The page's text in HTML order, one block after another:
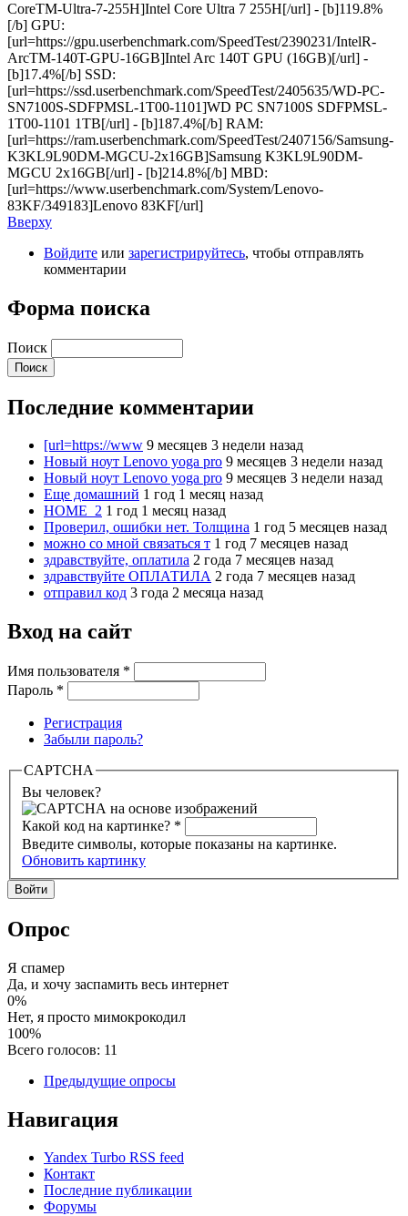
CoreTM-Ultra-7-255H]Intel Core Ultra 7 255H[/url] - [b]119.8%
[/b] GPU:
[url=https://gpu.userbenchmark.com/SpeedTest/2390231/IntelR-
ArcTM-140T-GPU-16GB]Intel Arc 140T GPU (16GB)[/url] -
[b]17.4%[/b] SSD:
[url=https://ssd.userbenchmark.com/SpeedTest/2405635/WD-PC-
SN7100S-SDFPMSL-1T00-1101]WD PC SN7100S SDFPMSL-
1T00-1101 1TB[/url] - [b]187.4%[/b] RAM:
[url=https://ram.userbenchmark.com/SpeedTest/2407156/Samsung-
K3KL9L90DM-MGCU-2x16GB]Samsung K3KL9L90DM-
MGCU 2x16GB[/url] - [b]214.8%[/b] MBD:
[url=https://www.userbenchmark.com/System/Lenovo-
83KF/349183]Lenovo 83KF[/url]
Вверху
Войдите или зарегистрируйтесь, чтобы отправлять
комментарии
Форма поиска
Поиск
Последние комментарии
[url=https://www 9 месяцев 3 недели назад
Новый ноут Lenovo yoga pro 9 месяцев 3 недели назад
Новый ноут Lenovo yoga pro 9 месяцев 3 недели назад
Еще домашний 1 год 1 месяц назад
HOME_2 1 год 1 месяц назад
Проверил, ошибки нет. Толщина 1 год 5 месяцев назад
можно со мной связаться т 1 год 7 месяцев назад
здравствуйте, оплатила 2 года 7 месяцев назад
здравствуйте ОПЛАТИЛА 2 года 7 месяцев назад
отправил код 3 года 2 месяца назад
Вход на сайт
Имя пользователя *
Пароль *
Регистрация
Забыли пароль?
CAPTCHA
Вы человек?
Какой код на картинке? *
Введите символы, которые показаны на картинке.
Обновить картинку
Опрос
Я спамер
Да, и хочу заспамить весь интернет
0%
Нет, я просто мимокрокодил
100%
Всего голосов: 11
Предыдущие опросы
Навигация
Yandex Turbo RSS feed
Контакт
Последние публикации
Форумы